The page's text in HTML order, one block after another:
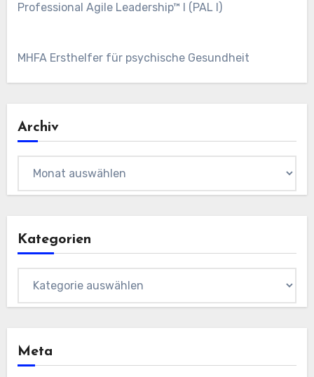
Professional Agile Leadership™ I (PAL I)
MHFA Ersthelfer für psychische Gesundheit
Archiv
Kategorien
Meta